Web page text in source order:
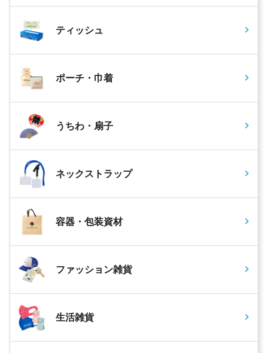
ティッシュ
ポーチ・巾着
うちわ・扇子
ネックストラップ
容器・包装資材
ファッション雑貨
生活雑貨